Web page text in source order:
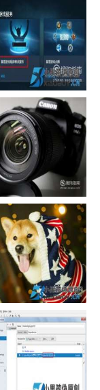
改昵称？
欣赏方法
开发可以解决哪